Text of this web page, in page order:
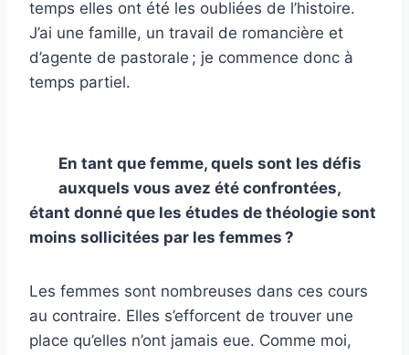
temps elles ont été les oubliées de l’histoire.
J’ai une famille, un travail de romancière et
d’agente de pastorale ; je commence donc à
temps partiel.
En tant que femme, quels sont les défis
auxquels vous avez été confrontées,
étant donné que les études de théologie sont
moins sollicitées par les femmes ?
Les femmes sont nombreuses dans ces cours
au contraire. Elles s’efforcent de trouver une
place qu’elles n’ont jamais eue. Comme moi,